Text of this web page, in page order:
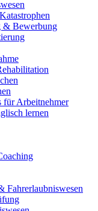
& Bewerbung
für Arbeitnehmer
lernen
Fahrerlaubniswesen